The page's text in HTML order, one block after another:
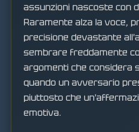
assunzioni nascoste con
Raramente alza la voce,
precisione devastante
sembrare freddamente
argomenti che considera
quando un avversario
piuttosto che
emotiva.